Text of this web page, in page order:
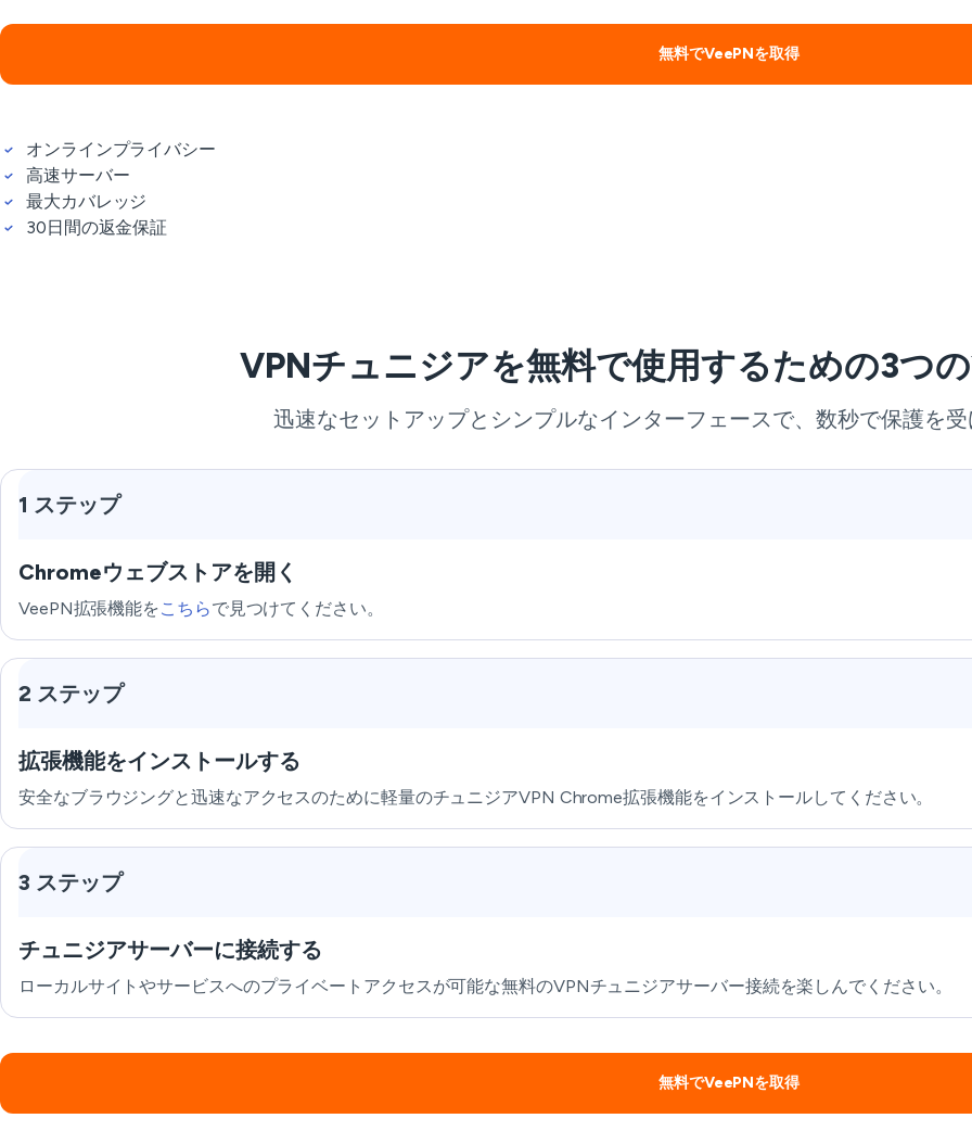
無料でVeePNを取得
オンラインプライバシー
高速サーバー
最大カバレッジ
30日間の返金保証
VPNチュニジアを無料で使用するための3つ
迅速なセットアップとシンプルなインターフェースで、数秒で保護を
1 ステップ
Chromeウェブストアを開く
VeePN拡張機能をこちらで見つけてください。
2 ステップ
拡張機能をインストールする
安全なブラウジングと迅速なアクセスのために軽量のチュニジアVPN Chrome拡張機能をインストールしてください。
3 ステップ
チュニジアサーバーに接続する
ローカルサイトやサービスへのプライベートアクセスが可能な無料のVPNチュニジアサーバー接続を楽しんでください。
無料でVeePNを取得